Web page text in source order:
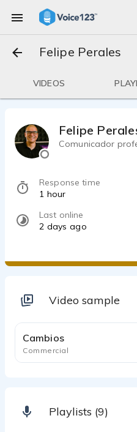
Felipe Perales
VIDEOS
Felipe
Comunicador
Response time
1 hour
Last online
2 days ago
Video sample
Cambios
Commercial
Playlists (9)